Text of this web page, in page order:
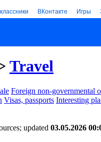
ВКонтакте Игры
Travel
Foreign non-governmental
Visas, passports Interesting
updated 03.05.2026